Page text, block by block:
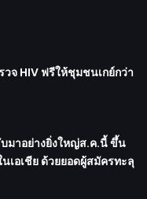
จ HIV ฟรีให้ชุมชนเกย์กว่า
มาอย่างยิ่งใหญ่ส.ค.นี้ ขึ้น
อเชีย ด้วยยอดผู้สมัครทะลุ